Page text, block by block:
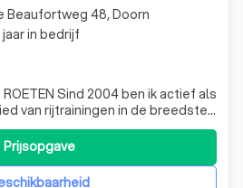
ROETEN Sind 2004 ben ik actief als
van rijtrainingen in de breedste
bij mij niet alleen terecht voor
ook voor rijtrainingen, zowel in
Duits, losse lessen en volledige
Prijsopgave
Beaufortweg 48, Doorn
jaar in bedrijf